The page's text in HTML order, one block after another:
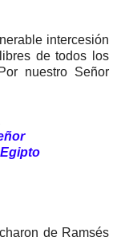
intercesión
de todos los
nuestro Señor
de Ramsés